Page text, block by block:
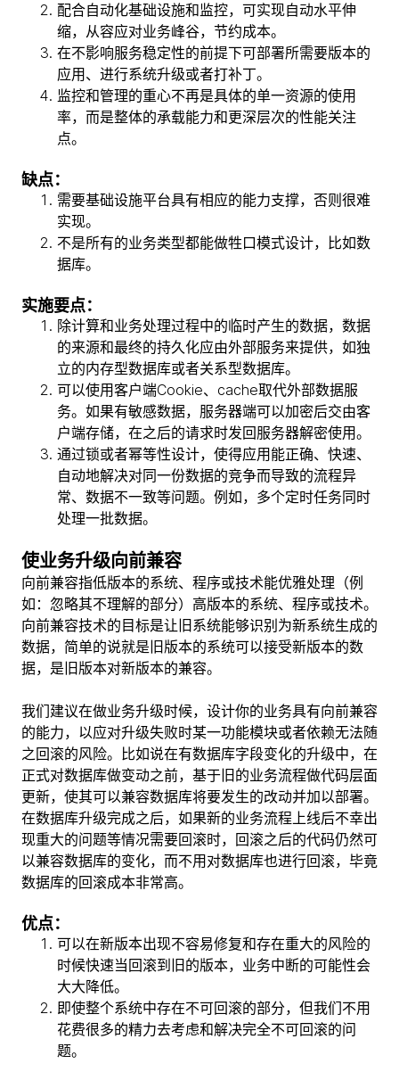
配合自动化基础设施和监控，可实现自动水平伸
缩，从容应对业务峰谷，节约成本。
在不影响服务稳定性的前提下可部署所需要版本的
应用、进行系统升级或者打补丁。
监控和管理的重心不再是具体的单一资源的使用
率，而是整体的承载能力和更深层次的性能关注
点。
缺点：
需要基础设施平台具有相应的能力支撑，否则很难
实现。
不是所有的业务类型都能做牲口模式设计，比如数
据库。
实施要点：
除计算和业务处理过程中的临时产生的数据，数据
的来源和最终的持久化应由外部服务来提供，如独
立的内存型数据库或者关系型数据库。
可以使用客户端Cookie、cache取代外部数据服
务。如果有敏感数据，服务器端可以加密后交由客
户端存储，在之后的请求时发回服务器解密使用。
通过锁或者幂等性设计，使得应用能正确、快速、
自动地解决对同一份数据的竞争而导致的流程异
常、数据不一致等问题。例如，多个定时任务同时
处理一批数据。
使业务升级向前兼容
向前兼容指低版本的系统、程序或技术能优雅处理（例
如：忽略其不理解的部分）高版本的系统、程序或技术。
向前兼容技术的目标是让旧系统能够识别为新系统生成的
数据，简单的说就是旧版本的系统可以接受新版本的数
据，是旧版本对新版本的兼容。
我们建议在做业务升级时候，设计你的业务具有向前兼容
的能力，以应对升级失败时某一功能模块或者依赖无法随
之回滚的风险。比如说在有数据库字段变化的升级中，在
正式对数据库做变动之前，基于旧的业务流程做代码层面
更新，使其可以兼容数据库将要发生的改动并加以部署。
在数据库升级完成之后，如果新的业务流程上线后不幸出
现重大的问题等情况需要回滚时，回滚之后的代码仍然可
以兼容数据库的变化，而不用对数据库也进行回滚，毕竟
数据库的回滚成本非常高。
优点：
可以在新版本出现不容易修复和存在重大的风险的
时候快速当回滚到旧的版本，业务中断的可能性会
大大降低。
即使整个系统中存在不可回滚的部分，但我们不用
花费很多的精力去考虑和解决完全不可回滚的问
题。